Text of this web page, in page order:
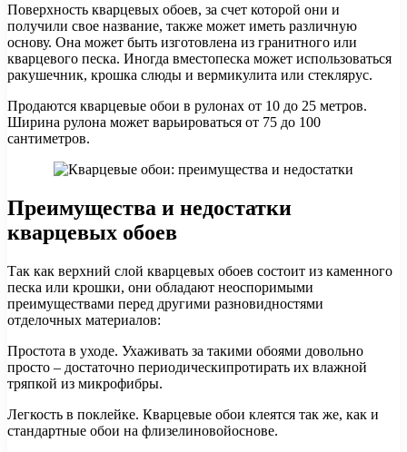
Поверхность кварцевых обоев, за счет которой они и
получили свое название, также может иметь различную
основу. Она может быть изготовлена из гранитного или
кварцевого песка. Иногда вместопеска может использоваться
ракушечник, крошка слюды и вермикулита или стеклярус.
Продаются кварцевые обои в рулонах от 10 до 25 метров.
Ширина рулона может варьироваться от 75 до 100
сантиметров.
Преимущества и недостатки
кварцевых обоев
Так как верхний слой кварцевых обоев состоит из каменного
песка или крошки, они обладают неоспоримыми
преимуществами перед другими разновидностями
отделочных материалов:
Простота в уходе. Ухаживать за такими обоями довольно
просто – достаточно периодическипротирать их влажной
тряпкой из микрофибры.
Легкость в поклейке. Кварцевые обои клеятся так же, как и
стандартные обои на флизелиновойоснове.